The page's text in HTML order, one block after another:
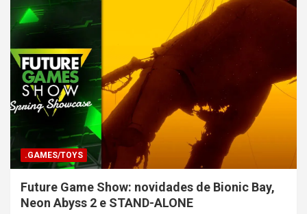
.GAMES/TOYS
Future Game Show: novidades de Bionic Bay,
Neon Abyss 2 e STAND-ALONE